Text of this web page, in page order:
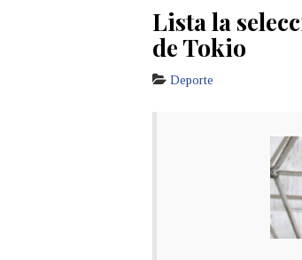
Lista la
de Tokio
Deporte